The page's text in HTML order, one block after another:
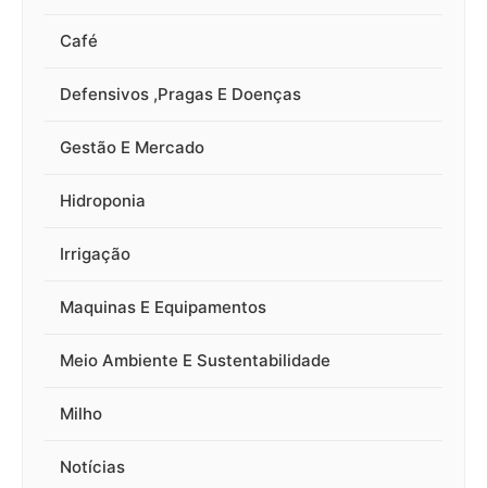
Café
Defensivos ,Pragas E Doenças
Gestão E Mercado
Hidroponia
Irrigação
Maquinas E Equipamentos
Meio Ambiente E Sustentabilidade
Milho
Notícias